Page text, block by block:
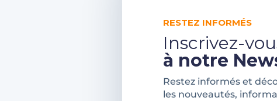
RESTEZ INFORMÉS
Inscrivez-
à notre
Restez informés et
les nouveautés,